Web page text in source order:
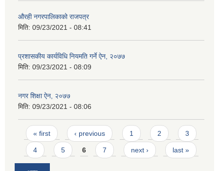
औरही नगरपालिकाको राजपत्र
मिति: 09/23/2021 - 08:41
प्रशासकीय कार्यविधि नियमति गर्ने ऐन, २०७७
मिति: 09/23/2021 - 08:09
नगर शिक्षा ऐन, २०७७
मिति: 09/23/2021 - 08:06
Pages
« first ‹ previous 1 2 3
4 5 6 7 next › last »